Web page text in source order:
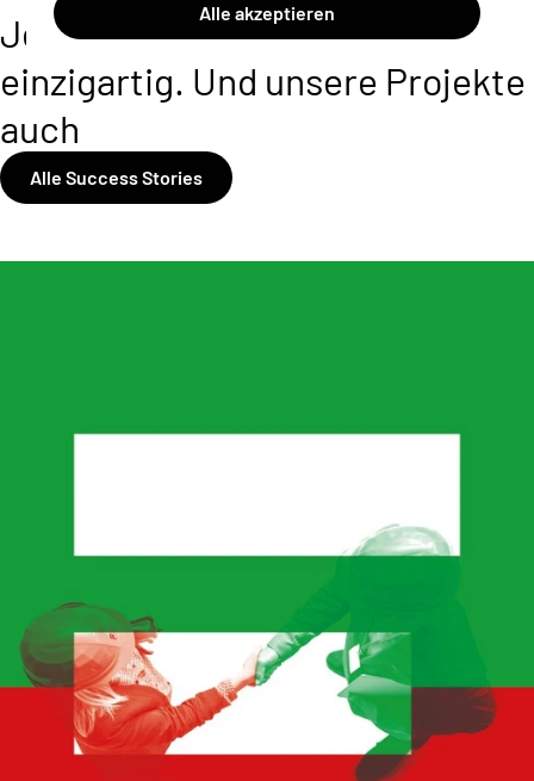
Jedes Unternehmen ist
einzigartig. Und unsere Projekte
auch
Alle Success Stories
Alle akzeptieren